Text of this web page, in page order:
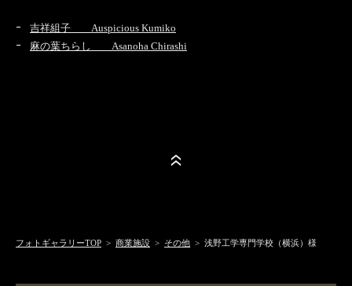
吉祥組子 Auspicious Kumiko
麻の葉ちらし Asanoha Chirashi
フォトギャラリーTOP > 商業施設 > その他 > 浅野工学専門学校（横浜）様